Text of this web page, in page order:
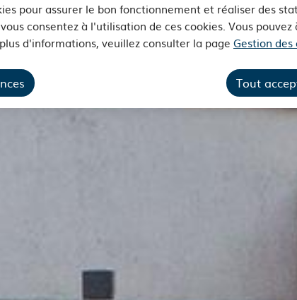
pour assurer le bon fonctionnement et réaliser des
consentez à l'utilisation de ces cookies. Vous
d'informations, veuillez consulter la page Gestion des
Tout